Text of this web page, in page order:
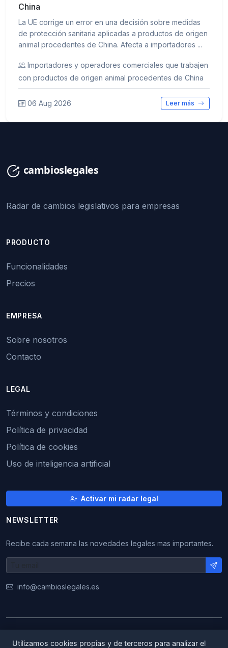
China
La UE corrige un error en una decisión sobre medidas
de protección sanitaria aplicadas a productos de origen
animal procedentes de China. Afecta a importadores ...
Importadores y operadores comerciales que trabajen
con productos de origen animal procedentes de China
06 Aug 2026 Leer más
Radar de cambios legislativos para empresas
PRODUCTO
Funcionalidades
Precios
EMPRESA
Sobre nosotros
Contacto
LEGAL
Términos y condiciones
Política de privacidad
Política de cookies
Uso de inteligencia artificial
Activar mi radar legal
NEWSLETTER
Recibe cada semana las novedades legales mas importantes.
info@cambioslegales.es
Utilizamos cookies propias y de terceros para analizar el